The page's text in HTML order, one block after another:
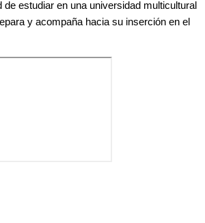
de estudiar en una universidad multicultural
y acompaña hacia su inserción en el